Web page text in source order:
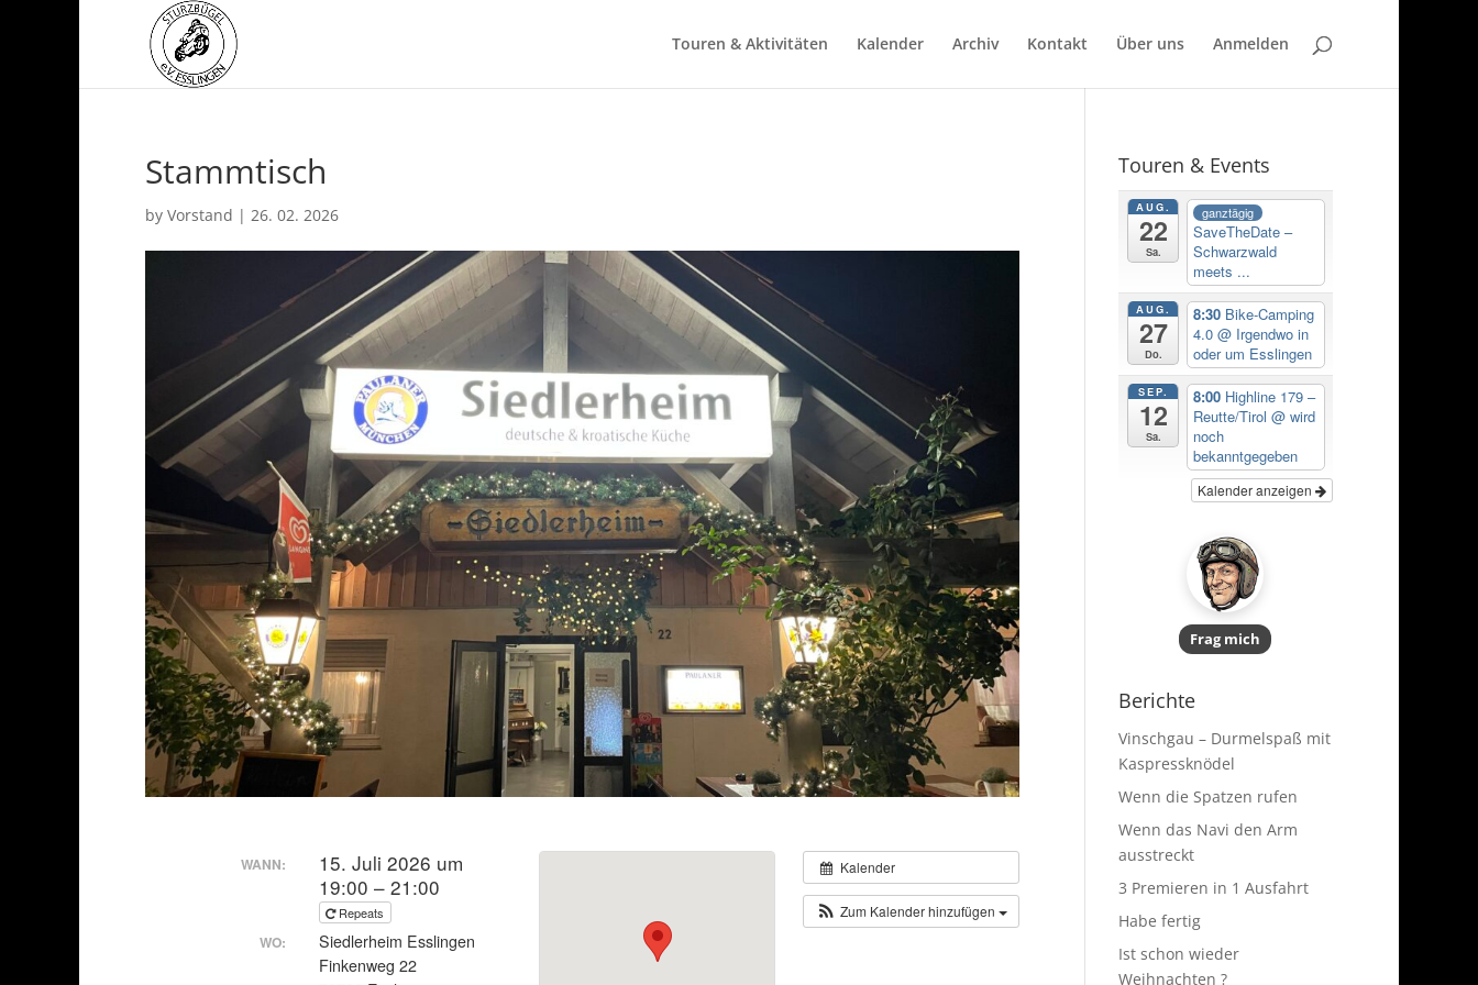
Touren & Aktivitäten Kalender Archiv Kontakt Über uns Anmelden
Stammtisch
by Vorstand | 26. 02. 2026
Kalender
Zum Kalender hinzufügen
WANN:
15. Juli 2026 um
19:00 – 21:00
Repeats
WO:
Siedlerheim Esslingen
Finkenweg 22
Touren & Events
AUG.
22
Sa.
ganztägig
SaveTheDate –
Schwarzwald
meets ...
AUG.
27
Do.
8:30 Bike-Camping
4.0@ Irgendwo in
oder um Esslingen
SEP.
12
Sa.
8:00 Highline 179 –
Reutte/Tirol@ wird
noch
bekanntgegeben
Kalender anzeigen
Frag mich
Berichte
Vinschgau – Durmelspaß mit
Kaspressknödel
Wenn die Spatzen rufen
Wenn das Navi den Arm
ausstreckt
3 Premieren in 1 Ausfahrt
Habe fertig
Ist schon wieder
Weihnachten ?